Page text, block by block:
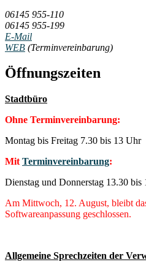
06145 955-110
06145 955-199
E-Mail
WEB (Terminvereinbarung)
Öffnungszeiten
Stadtbüro
Ohne Terminvereinbarung:
Montag bis Freitag 7.30 bis 13 Uhr
Mit Terminvereinbarung:
Dienstag und Donnerstag 13.30 bis
Am Mittwoch, 12. August, bleibt
Softwareanpassung geschlossen.
Allgemeine Sprechzeiten der